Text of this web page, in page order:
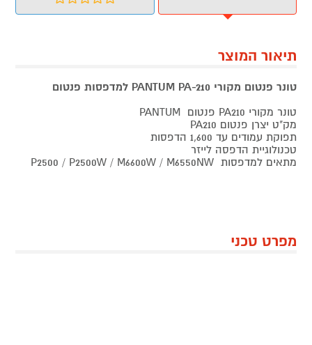
תיאור המוצר
טונר פנטום מקורי PANTUM PA-210 למדפסות פנטום
טונר מקורי PA210 פנטום PANTUM
מק"ט יצרן פנטום PA210
תפוקת עמודים עד 1,600 הדפסות
טכנולוגיית הדפסה לייזר
מתאים למדפסות P2500 / P2500W / M6600W / M6550NW
מפרט טכני